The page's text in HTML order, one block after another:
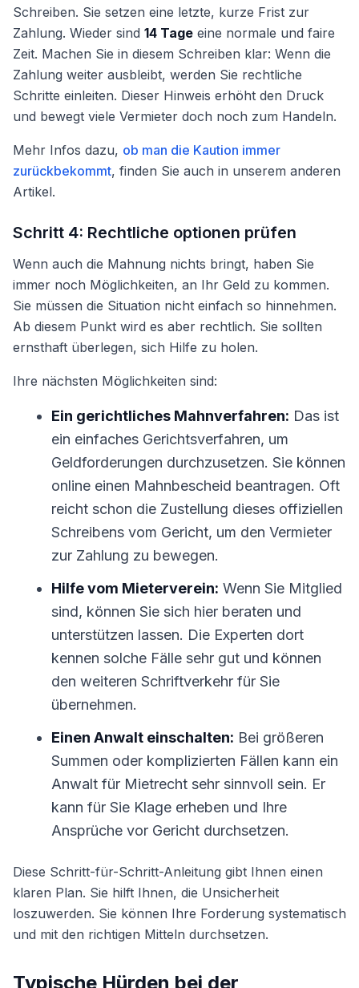
Schreiben. Sie setzen eine letzte, kurze Frist zur
Zahlung. Wieder sind 14 Tage eine normale und faire
Zeit. Machen Sie in diesem Schreiben klar: Wenn die
Zahlung weiter ausbleibt, werden Sie rechtliche
Schritte einleiten. Dieser Hinweis erhöht den Druck
und bewegt viele Vermieter doch noch zum Handeln.
Mehr Infos dazu, ob man die Kaution immer
zurückbekommt, finden Sie auch in unserem anderen
Artikel.
Schritt 4: Rechtliche optionen prüfen
Wenn auch die Mahnung nichts bringt, haben Sie
immer noch Möglichkeiten, an Ihr Geld zu kommen.
Sie müssen die Situation nicht einfach so hinnehmen.
Ab diesem Punkt wird es aber rechtlich. Sie sollten
ernsthaft überlegen, sich Hilfe zu holen.
Ihre nächsten Möglichkeiten sind:
Ein gerichtliches Mahnverfahren: Das ist
ein einfaches Gerichtsverfahren, um
Geldforderungen durchzusetzen. Sie können
online einen Mahnbescheid beantragen. Oft
reicht schon die Zustellung dieses offiziellen
Schreibens vom Gericht, um den Vermieter
zur Zahlung zu bewegen.
Hilfe vom Mieterverein: Wenn Sie Mitglied
sind, können Sie sich hier beraten und
unterstützen lassen. Die Experten dort
kennen solche Fälle sehr gut und können
den weiteren Schriftverkehr für Sie
übernehmen.
Einen Anwalt einschalten: Bei größeren
Summen oder komplizierten Fällen kann ein
Anwalt für Mietrecht sehr sinnvoll sein. Er
kann für Sie Klage erheben und Ihre
Ansprüche vor Gericht durchsetzen.
Diese Schritt-für-Schritt-Anleitung gibt Ihnen einen
klaren Plan. Sie hilft Ihnen, die Unsicherheit
loszuwerden. Sie können Ihre Forderung systematisch
und mit den richtigen Mitteln durchsetzen.
Typische Hürden bei der